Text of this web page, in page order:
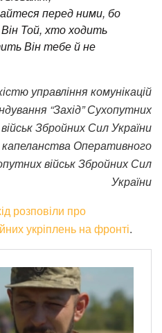
перед ними, бо
Той, хто ходить
Він тебе й не
управління комунікацій
“Захід” Сухопутних
військ Збройних Сил України
Оперативного
військ Збройних Сил
України
розповіли про
укріплень на фронті.